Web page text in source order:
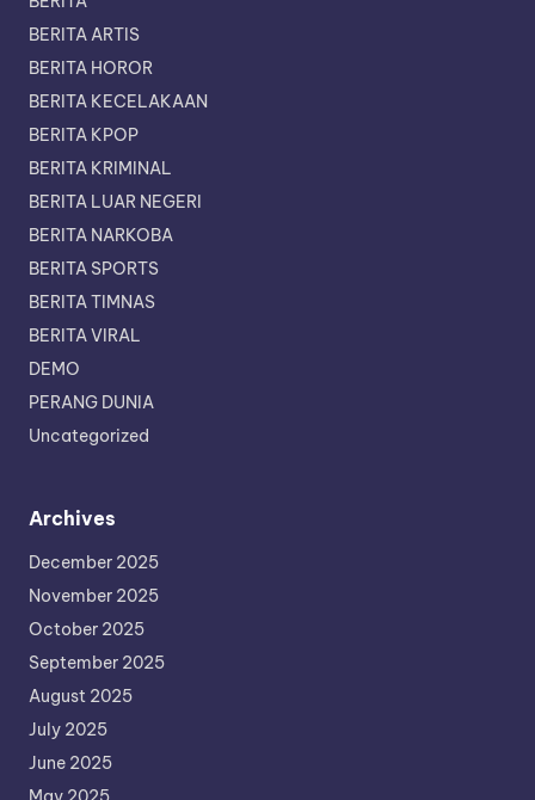
BERITA ARTIS
BERITA HOROR
BERITA KECELAKAAN
BERITA KPOP
BERITA KRIMINAL
BERITA LUAR NEGERI
BERITA NARKOBA
BERITA SPORTS
BERITA TIMNAS
BERITA VIRAL
DEMO
PERANG DUNIA
Uncategorized
Archives
December 2025
November 2025
October 2025
September 2025
August 2025
July 2025
June 2025